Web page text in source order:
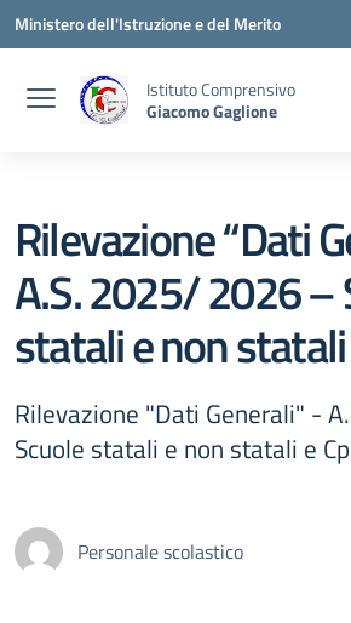
Vai ai contenuti
Vai al menu di navigazione
Vai al footer
Ministero dell'Istruzione e del Merito
Istituto Comprensivo
Giacomo Gaglione
Rilevazione “Dati
A.S. 2025/ 2026 –
statali e non statali
Rilevazione "Dati Generali" -
Scuole statali e non statali e
Personale scolastico